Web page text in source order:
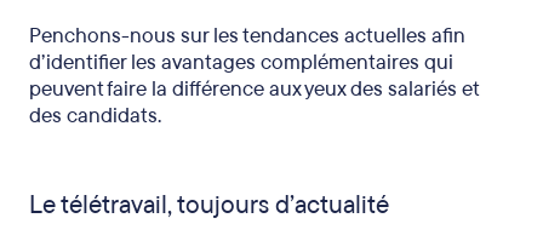
Penchons-nous sur les tendances actuelles afin
d’identifier les avantages complémentaires qui
peuvent faire la différence aux yeux des salariés et
des candidats.
Le télétravail, toujours d’actualité